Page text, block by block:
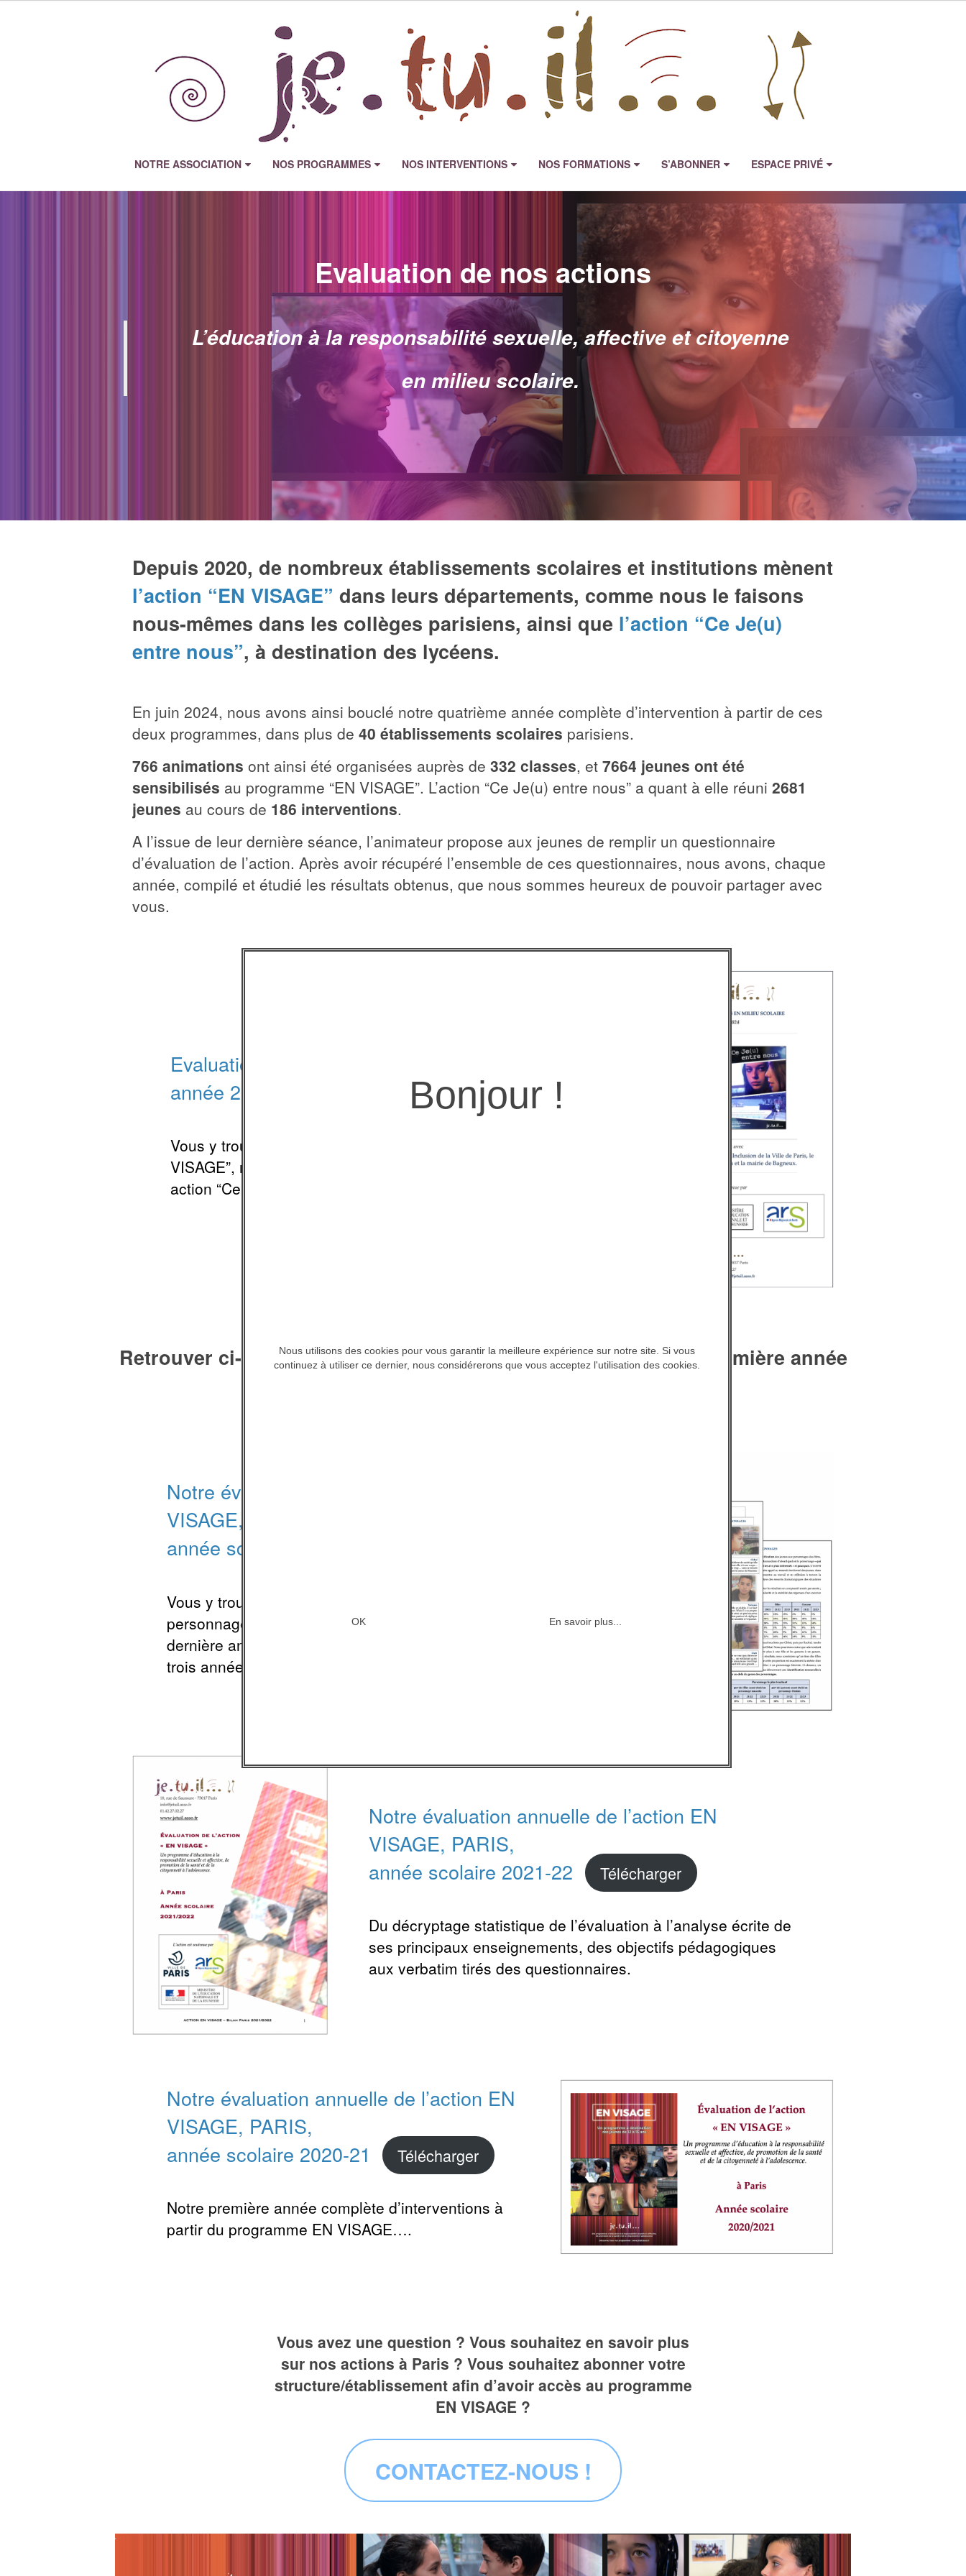
Bonjour !
Nous utilisons des cookies pour vous garantir la meilleure expérience sur notre site. Si vous
continuez à utiliser ce dernier, nous considérerons que vous acceptez l'utilisation des cookies.
OK En savoir plus...
NOTRE ASSOCIATION NOS PROGRAMMES NOS INTERVENTIONS NOS FORMATIONS S’ABONNER ESPACE PRIVÉ
Evaluation de nos actions
L’éducation à la responsabilité sexuelle, affective et citoyenne
en milieu scolaire.
Depuis 2020, de nombreux établissements scolaires et institutions mènent
l’action “EN VISAGE” dans leurs départements, comme nous le faisons
nous-mêmes dans les collèges parisiens, ainsi que l’action “Ce Je(u)
entre nous”, à destination des lycéens.
En juin 2024, nous avons ainsi bouclé notre quatrième année complète d’intervention à partir de ces
deux programmes, dans plus de 40 établissements scolaires parisiens.
766 animations ont ainsi été organisées auprès de 332 classes, et 7664 jeunes ont été
sensibilisés au programme “EN VISAGE”. L’action “Ce Je(u) entre nous” a quant à elle réuni 2681
jeunes au cours de 186 interventions.
A l’issue de leur dernière séance, l’animateur propose aux jeunes de remplir un questionnaire
d’évaluation de l’action. Après avoir récupéré l’ensemble de ces questionnaires, nous avons, chaque
année, compilé et étudié les résultats obtenus, que nous sommes heureux de pouvoir partager avec
vous.
Evaluation de nos actions en milieu scolaire –
année 2023-24
Vous y trouverez l’évaluation conjointe de l’action “EN
VISAGE”, menée dans les collèges parisiens, et de notre
action “Ce Je(u) entre nous”, à destination des lycéens.
Retrouver ci-dessous nos précédentes évaluations, depuis la première année
Notre évaluation annuelle de l’action EN
VISAGE, à Paris,
année scolaire 2022-23
Vous y trouverez la présentation des films et des
personnages, mais surtout l’analyse statistique de la
dernière année scolaire, ainsi que la synthèse après
trois années complètes d’interventions.
Notre évaluation annuelle de l’action EN
VISAGE, PARIS,
année scolaire 2021-22
Télécharger
Du décryptage statistique de l’évaluation à l’analyse écrite de
ses principaux enseignements, des objectifs pédagogiques
aux verbatim tirés des questionnaires.
Notre évaluation annuelle de l’action EN
VISAGE, PARIS,
année scolaire 2020-21
Télécharger
Notre première année complète d’interventions à
partir du programme EN VISAGE….
Vous avez une question ? Vous souhaitez en savoir plus
sur nos actions à Paris ? Vous souhaitez abonner votre
structure/établissement afin d’avoir accès au programme
EN VISAGE ?
CONTACTEZ-NOUS !